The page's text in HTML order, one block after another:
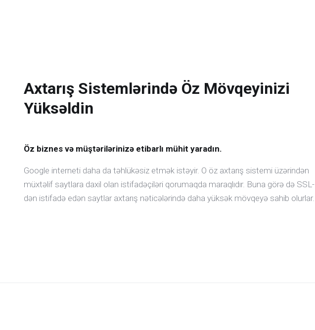
Axtarış Sistemlərində Öz Mövqeyinizi
Yüksəldin
Öz biznes və müştərilərinizə etibarlı mühit yaradın.
Google interneti daha da təhlükəsiz etmək istəyir. O öz axtarış sistemi üzərindən
müxtəlif saytlara daxil olan istifadəçiləri qorumaqda maraqlıdır. Buna görə də SSL-
dən istifadə edən saytlar axtarış nəticələrində daha yüksək mövqeyə sahib olurlar.